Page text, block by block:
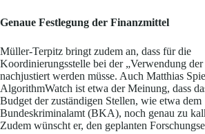
Genaue Festlegung der Finanzmittel
Müller-Terpitz bringt zudem an, dass für die
Koordinierungsstelle bei der „Verwendung
nachjustiert werden müsse. Auch Matthias
AlgorithmWatch ist etwa der Meinung, dass
Budget der zuständigen Stellen, wie etwa dem
Bundeskriminalamt (BKA), noch genau zu
Zudem wünscht er, den geplanten